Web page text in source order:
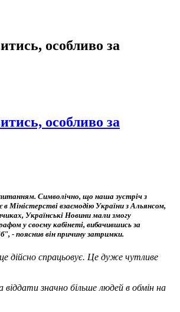
особливо за
особливо за
Символічно, що наша зустріч з
взаємодію України з Альянсом,
Українські Новини мали змогу
у своєму кабінеті, вибачившись за
- пояснив він причину затримки.
дійсно спрацьовує. Це дуже чутливе
віддати значно більше людей в обмін на